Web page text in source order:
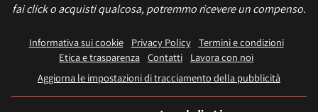
fai click o acquisti qualcosa, potremmo ricevere un compenso.
Informativa sui cookie Privacy Policy
Termini e condizioni
Etica e trasparenza Contatti
Lavora con noi
Aggiorna le impostazioni di tracciamento della pubblicità